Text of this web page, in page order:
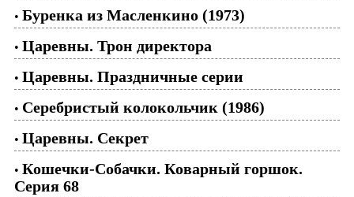
• Буренка из Масленкино (1973)
• Царевны. Трон директора
• Царевны. Праздничные серии
• Серебристый колокольчик (1986)
• Царевны. Секрет
• Кошечки-Собачки. Коварный горшок.
Серия 68